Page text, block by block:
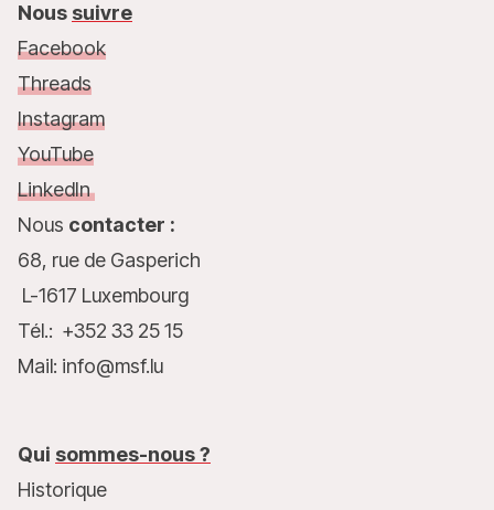
Nous suivre
Facebook
Threads
Instagram
YouTube
LinkedIn
Nous contacter :
68, rue de Gasperich
L-1617 Luxembourg
Tél.: +352 33 25 15
Mail: info@msf.lu
Qui sommes-nous ?
Historique